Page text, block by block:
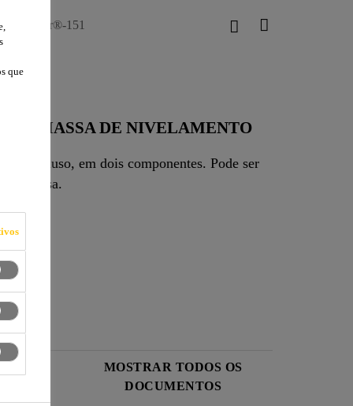
Sikafloor®-151
DE NIVELAMENTO
multiuso, em dois componentes. Pode ser
MOSTRAR TODOS OS
DOCUMENTOS
que